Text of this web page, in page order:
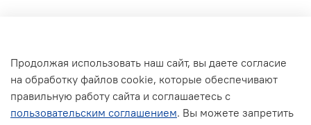
Публичная оферта
Согласие на обработку персональных данных для
сайта
Продолжая использовать наш сайт, вы даете согласие
на обработку файлов cookie, которые обеспечивают
правильную работу сайта и соглашаетесь с
пользовательским соглашением. Вы можете запретить